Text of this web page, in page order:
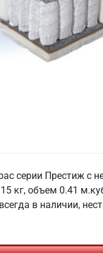
серии Престиж с
кг, объем 0.41
в наличии,